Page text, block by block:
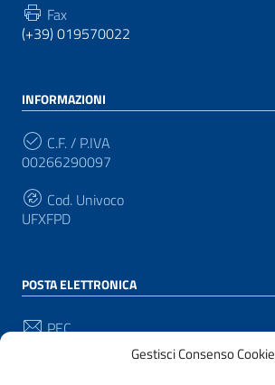
Gestisci Consenso Cookie
Fax
(+39) 019570022
INFORMAZIONI
C.F. / P.IVA
00266290097
Cod. Univoco
UFXFPD
POSTA ELETTRONICA
PEC
protocollo@pec.comune.pianacrixia.sv.it